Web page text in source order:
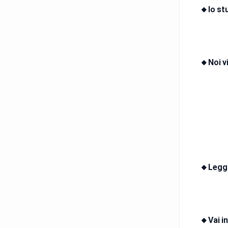
🔸Io
🔸Noi
🔸Vai